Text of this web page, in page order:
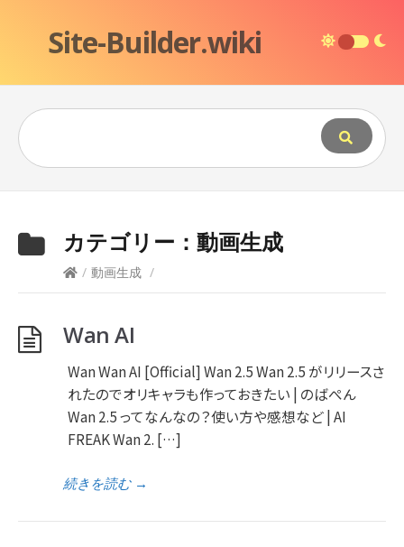
Site-Builder.wiki
カテゴリー： 動画生成
/ 動画生成 /
Wan AI
Wan Wan AI [Official] Wan 2.5 Wan 2.5 がリリースさ
れたのでオリキャラも作っておきたい | のばぺん
Wan 2.5 ってなんなの？使い方や感想など | AI
FREAK Wan 2. […]
続きを読む→